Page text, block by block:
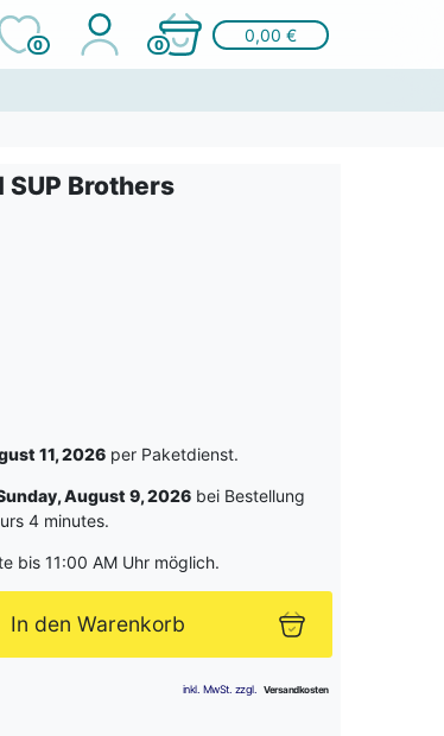
0 0
0,00 €
Brothers
11, 2026 per Paketdienst.
August 9, 2026 bei Bestellung
4 minutes.
bis 11:00 AM Uhr möglich.
In den Warenkorb